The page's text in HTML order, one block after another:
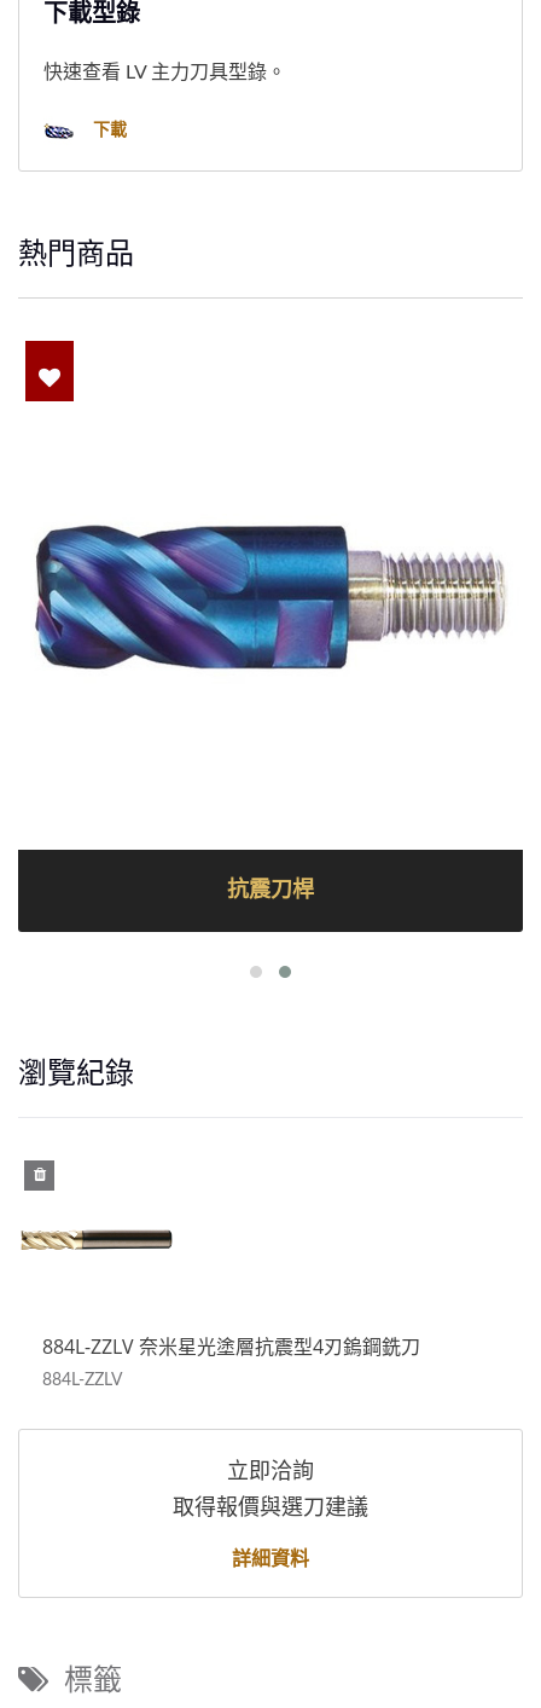
下載型錄
快速查看 LV 主力刀具型錄。
下載
熱門商品
抗震刀桿
瀏覽紀錄
884L-ZZLV 奈米星光塗層抗震型4刃鎢鋼銑刀
884L-ZZLV
立即洽詢
取得報價與選刀建議
詳細資料
標籤